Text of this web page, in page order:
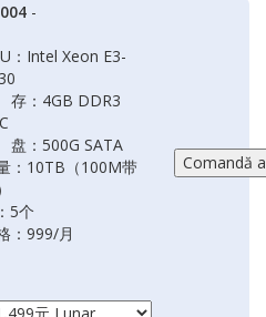
-
：Intel Xeon E3-
：4GB DDR3
：500G SATA
：10TB（100M带
5个
：999/月